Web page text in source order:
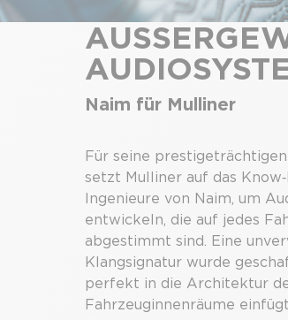
Naim für Mulliner
Für seine
setzt Mulliner auf das
Ingenieure von Naim, um
entwickeln, die auf jedes
abgestimmt sind. Eine
Klangsignatur wurde
perfekt in die Architektur
Fahrzeuginnenräume